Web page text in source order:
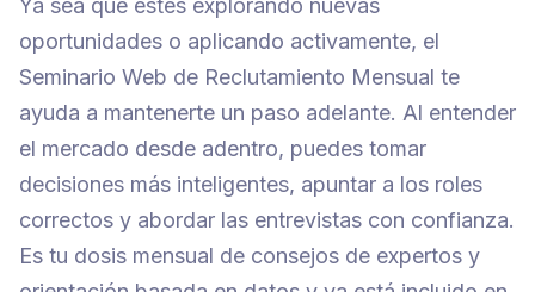
Ya sea que estés explorando nuevas
oportunidades o aplicando activamente, el
Seminario Web de Reclutamiento Mensual te
ayuda a mantenerte un paso adelante. Al entender
el mercado desde adentro, puedes tomar
decisiones más inteligentes, apuntar a los roles
correctos y abordar las entrevistas con confianza.
Es tu dosis mensual de consejos de expertos y